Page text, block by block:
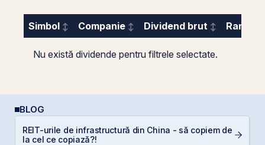
Simbol Companie Dividend brut
Nu există dividende pentru filtrele selectate.
BLOG
REIT-urile de infrastructură din China - să copiem de
la cel ce copiază?!